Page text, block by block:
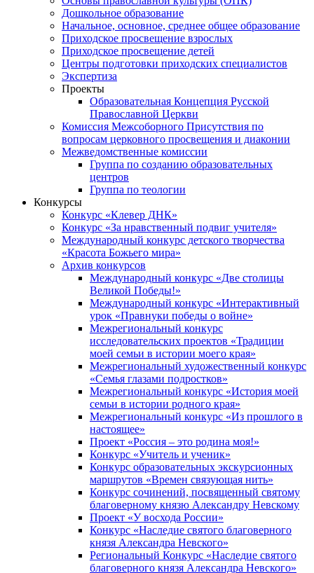
Дошкольное образование
Начальное, основное, среднее общее образование
Приходское просвещение взрослых
Приходское просвещение детей
Центры подготовки приходских специалистов
Экспертиза
Проекты
Образовательная Концепция Русской
Православной Церкви
Комиссия Межсоборного Присутствия по
вопросам церковного просвещения и диаконии
Межведомственные комиссии
Группа по созданию образовательных
центров
Группа по теологии
Конкурсы
Конкурс «Клевер ДНК»
Конкурс «За нравственный подвиг учителя»
Международный конкурс детского творчества
«Красота Божьего мира»
Архив конкурсов
Международный конкурс «Две столицы
Великой Победы!»
Международный конкурс «Интерактивный
урок «Правнуки победы о войне»
Межрегиональный конкурс
исследовательских проектов «Традиции
моей семьи в истории моего края»
Межрегиональный художественный конкурс
«Семья глазами подростков»
Межрегиональный конкурс «История моей
семьи в истории родного края»
Межрегиональный конкурс «Из прошлого в
настоящее»
Проект «Россия – это родина моя!»
Конкурс «Учитель и ученик»
Конкурс образовательных экскурсионных
маршрутов «Времен связующая нить»
Конкурс сочинений, посвященный святому
благоверному князю Александру Невскому
Проект «У восхода России»
Конкурс «Наследие святого благоверного
князя Александра Невского»
Региональный Конкурс «Наследие святого
благоверного князя Александра Невского»